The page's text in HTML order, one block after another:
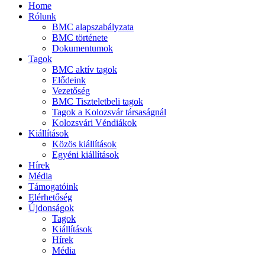
Home
Rólunk
BMC alapszabályzata
BMC története
Dokumentumok
Tagok
BMC aktív tagok
Elődeink
Vezetőség
BMC Tiszteletbeli tagok
Tagok a Kolozsvár társaságnál
Kolozsvári Véndiákok
Kiállítások
Közös kiállítások
Egyéni kiállítások
Hírek
Média
Támogatóink
Elérhetőség
Újdonságok
Tagok
Kiállítások
Hírek
Média